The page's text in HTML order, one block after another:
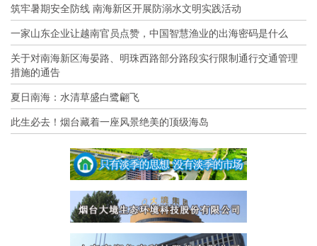
筑牢暑期安全防线 南海新区开展防溺水文明实践活动
一家山东企业让越南官员点赞，中国智慧渔业的出海密码是什么
关于对南海新区海晏路、明珠西路部分路段实行限制通行交通管理
措施的通告
夏日南海：水清草盛白鹭翩飞
此生必去！烟台藏着一座风景绝美的顶级海岛